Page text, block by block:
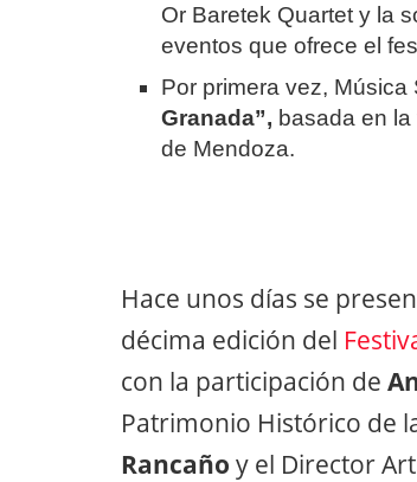
Or Baretek Quartet y la
eventos que ofrece el
Por primera vez,
Granada”, basada en
de Mendoza.
Hace unos días se
décima edición del
con la participación de
Patrimonio Histórico de
Rancaño y el Director